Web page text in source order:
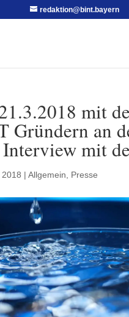
redaktion@bint.bayern
mit
Gründern an
mit
| Allgemein Presse